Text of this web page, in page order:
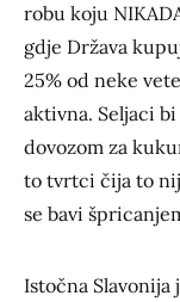
robu koju
gdje Država
25% od neke
aktivna. Seljaci
dovozom za
to tvrtci čija to
se bavi
Istočna